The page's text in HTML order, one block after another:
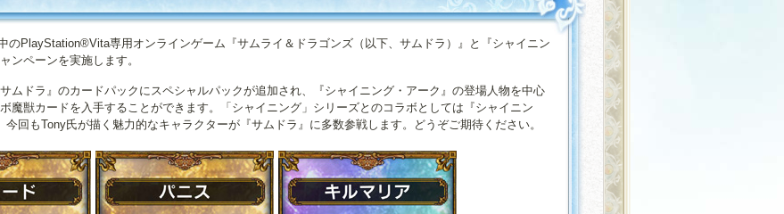
のPlayStation®Vita専用オンラインゲーム『サムライ＆ドラゴンズ（以下、サムドラ）』と『シャイニン
ンペーンを実施します。
ムドラ』のカードパックにスペシャルパックが追加され、『シャイニング・アーク』の登場人物を中心
魔獣カードを入手することができます。「シャイニング」シリーズとのコラボとしては『シャイニン
回もTony氏が描く魅力的なキャラクターが『サムドラ』に多数参戦します。どうぞご期待ください。